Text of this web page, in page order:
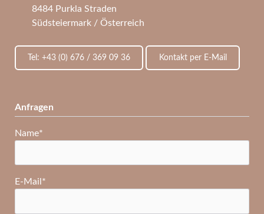
8484 Purkla Straden
Südsteiermark / Österreich
Tel: +43 (0) 676 / 369 09 36 Kontakt per E-Mail
Anfragen
Pflichtfeld
Name*
Pflichtfeld
E-Mail *